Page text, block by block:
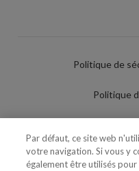
Politique de
Politique
Par défaut, ce site web
votre navigation. Si vous y
également être utilisés